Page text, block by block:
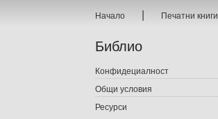
Начало | Печатни книги
Библио
Конфидециалност
Общи условия
Ресурси